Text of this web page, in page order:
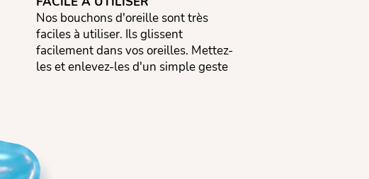
Nos bouchons d'oreille sont très
faciles à utiliser. Ils glissent
facilement dans vos oreilles. Mettez-
les et enlevez-les d'un simple geste